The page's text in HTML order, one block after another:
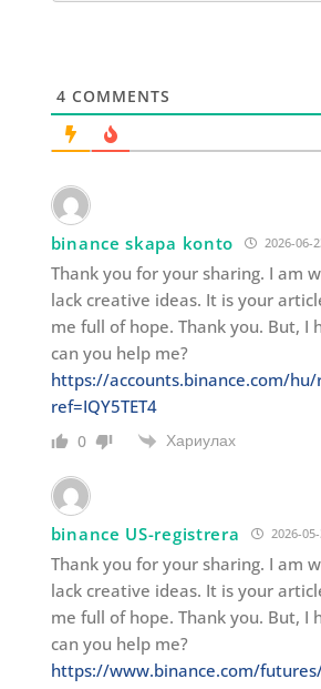
4 COMMENTS
binance skapa konto 2026-06-
Thank you for your sharing. I am
lack creative ideas. It is your
me full of hope. Thank you. But, I
can you help me?
https://accounts.binance.com/hu/
ref=IQY5TET4
0 Хариулах
binance US-registrera 2026-
Thank you for your sharing. I am
lack creative ideas. It is your
me full of hope. Thank you. But, I
can you help me?
https://www.binance.com/